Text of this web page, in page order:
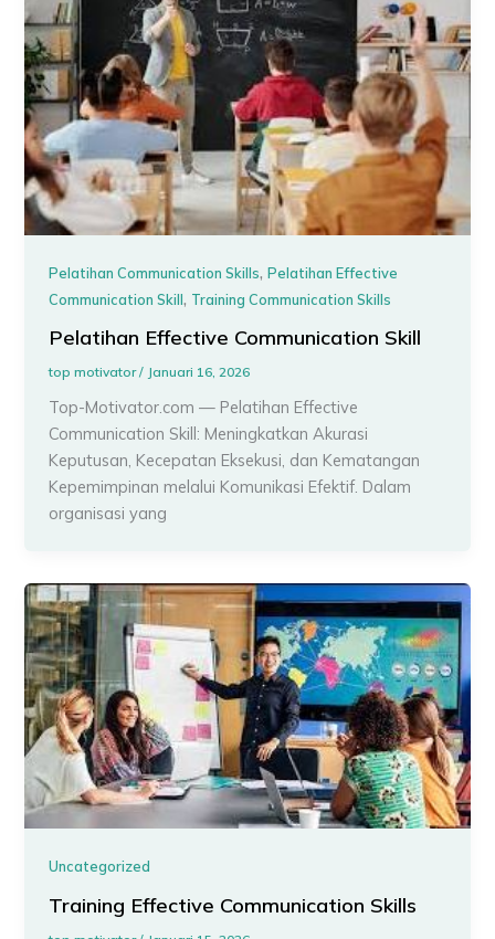
Pelatihan Communication Skills,Pelatihan Effective
Communication Skill, Training Communication Skills
Pelatihan Effective Communication Skill
top motivator/ Januari 16, 2026
Top-Motivator.com — Pelatihan Effective
Communication Skill: Meningkatkan Akurasi
Keputusan, Kecepatan Eksekusi, dan Kematangan
Kepemimpinan melalui Komunikasi Efektif. Dalam
organisasi yang
Uncategorized
Training Effective Communication Skills